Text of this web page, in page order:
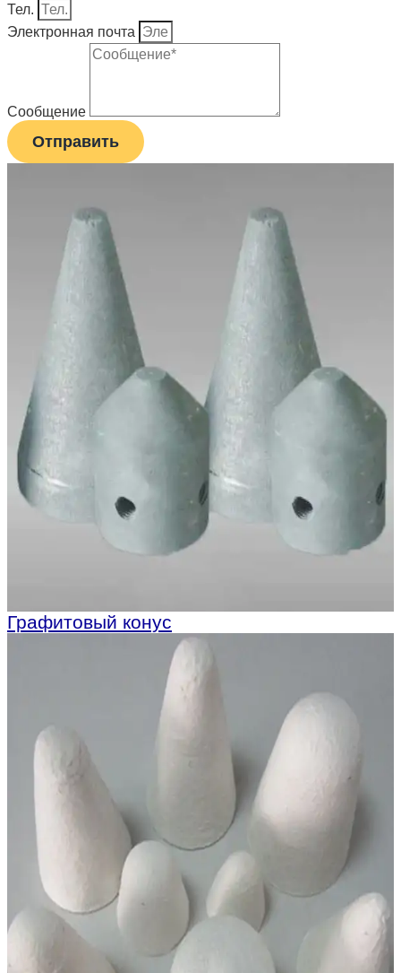
Тел.
Электронная почта
Сообщение
Отправить
Графитовый конус